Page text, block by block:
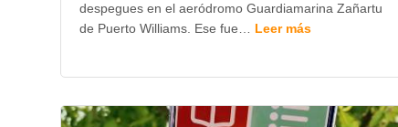
despegues en el aeródromo Guardiamarina Zañartu
de Puerto Williams. Ese fue… Leer más